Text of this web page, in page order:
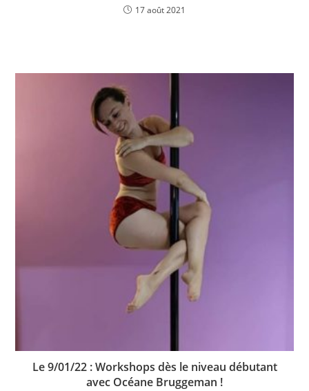
17 août 2021
Le 9/01/22 : Workshops dès le niveau débutant
avec Océane Bruggeman !